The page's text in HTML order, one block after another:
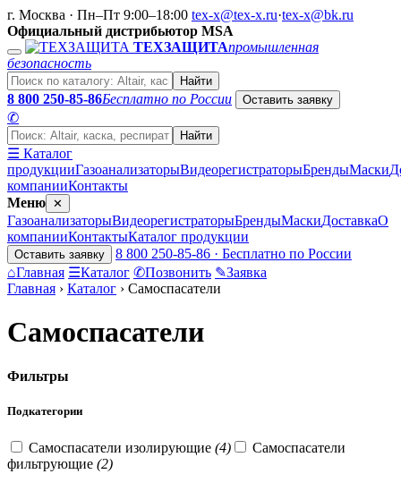
г. Москва · Пн–Пт 9:00–18:00 tex-x@tex-x.ru·tex-x@bk.ru
Официальный дистрибьютор MSA
ТЕХЗАЩИТАпромышленная
безопасность
Найти
8 800 250-85-86Бесплатно по России Оставить заявку
✆
Найти
☰ Каталог
продукцииГазоанализаторыВидеорегистраторыБрендыМаски
компанииКонтакты
Меню ✕
ГазоанализаторыВидеорегистраторыБрендыМаскиДоставкаО
компанииКонтактыКаталог продукции
Оставить заявку
8 800 250-85-86 · Бесплатно по России
⌂Главная ☰Каталог ✆Позвонить ✎Заявка
Главная › Каталог › Самоспасатели
Самоспасатели
Фильтры
Подкатегории
Самоспасатели изолирующие (4)
Самоспасатели
фильтрующие (2)